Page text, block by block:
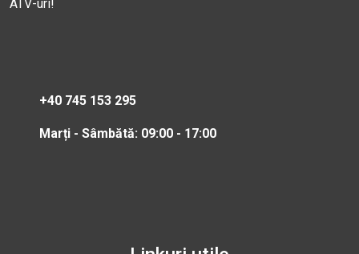
ATV-uri!
+40 745 153 295
Marți - Sâmbătă: 09:00 - 17:00